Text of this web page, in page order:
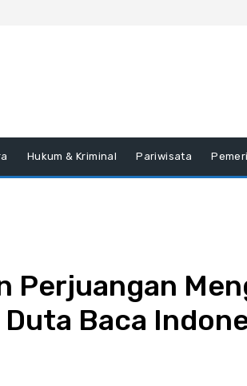
Hukum & Kriminal Pariwisata
Perjuangan
Baca